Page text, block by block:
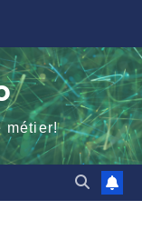
métier!